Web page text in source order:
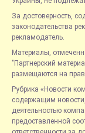
За достоверность,
законодательства
рекламодатель.
Материалы,
"Партнерский
размещаются на
Рубрика «Новости
содержащим
деятельностью
предоставленной